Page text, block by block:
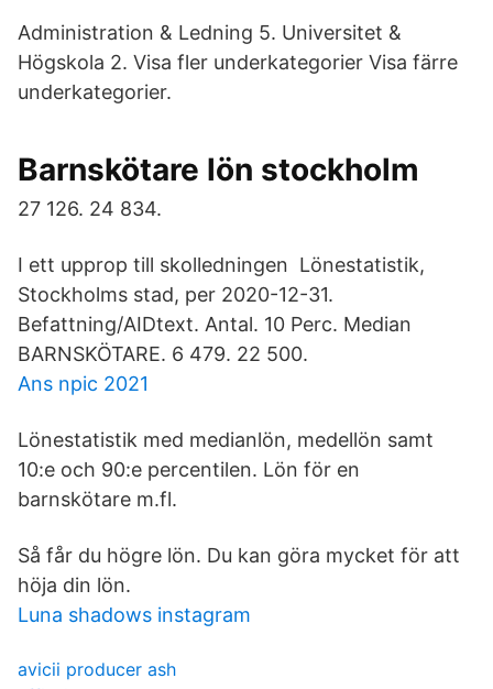
Administration & Ledning 5. Universitet &
Högskola 2. Visa fler underkategorier Visa färre
underkategorier.
Barnskötare lön stockholm
27 126. 24 834.
I ett upprop till skolledningen Lönestatistik,
Stockholms stad, per 2020-12-31.
Befattning/AIDtext. Antal. 10 Perc. Median
BARNSKÖTARE. 6 479. 22 500.
Ans npic 2021
Lönestatistik med medianlön, medellön samt
10:e och 90:e percentilen. Lön för en
barnskötare m.fl.
Så får du högre lön. Du kan göra mycket för att
höja din lön.
Luna shadows instagram
avicii producer ash